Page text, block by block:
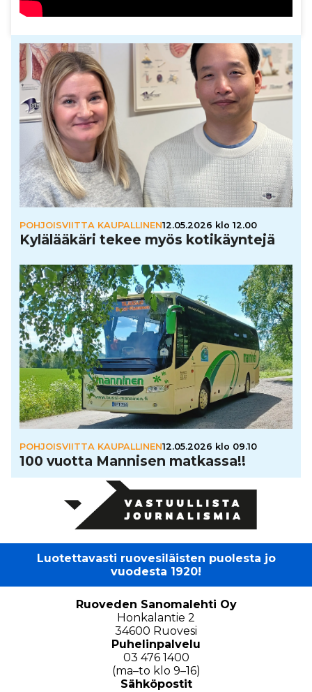
POHJOISVIITTA KAUPALLINEN12.05.2026 klo 12.00
Kylä­lää­käri tekee myös koti­käyn­tejä
POHJOISVIITTA KAUPALLINEN12.05.2026 klo 09.10
100 vuotta Mannisen matkassa!!
Luotettavasti ruovesiläisten puolesta jo
vuodesta 1920!
Ruoveden Sanomalehti Oy
Honkalantie 2
34600 Ruovesi
Puhelinpalvelu
03 476 1400
(ma–to klo 9–16)
Sähköpostit